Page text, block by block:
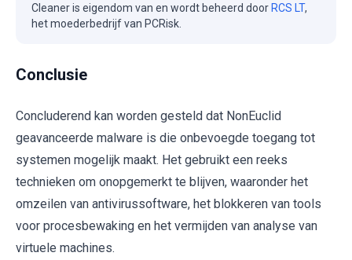
Cleaner is eigendom van en wordt beheerd door RCS LT,
het moederbedrijf van PCRisk.
Conclusie
Concluderend kan worden gesteld dat NonEuclid
geavanceerde malware is die onbevoegde toegang tot
systemen mogelijk maakt. Het gebruikt een reeks
technieken om onopgemerkt te blijven, waaronder het
omzeilen van antivirussoftware, het blokkeren van tools
voor procesbewaking en het vermijden van analyse van
virtuele machines.